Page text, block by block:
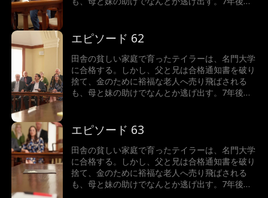
よって売り飛ばされた妹の姿だった。怒りに燃え
るテイラーは、正義の鉄槌を下すことができるの
か！
エピソード 62
田舎の貧しい家庭で育ったテイラーは、名門大学
に合格する。しかし、父と兄は合格通知書を破り
捨て、金のために裕福な老人へ売り飛ばされる
も、母と妹の助けでなんとか逃げ出す。7年後、
よって売り飛ばされた妹の姿だった。怒りに燃え
るテイラーは、正義の鉄槌を下すことができるの
か！
エピソード 63
田舎の貧しい家庭で育ったテイラーは、名門大学
に合格する。しかし、父と兄は合格通知書を破り
捨て、金のために裕福な老人へ売り飛ばされる
も、母と妹の助けでなんとか逃げ出す。7年後、